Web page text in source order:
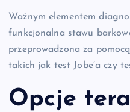
Ważnym elementem
funkcjonalna stawu
przeprowadzona za
takich jak test Jobe’a czy
Opcje